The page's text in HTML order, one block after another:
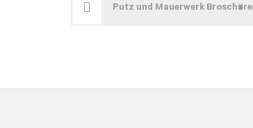
Putz und Mauerwerk Broschüre